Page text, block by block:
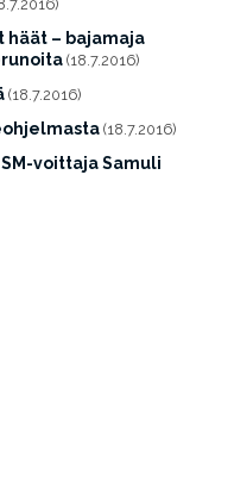
– bajamaja
(18.7.2016)
(18.7.2016)
(18.7.2016)
voittaja Samuli